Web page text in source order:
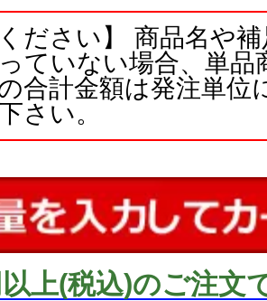
ください】 商品名や
ていない場合、単
合計金額は発注単位
さい。
上(税込)のご注文